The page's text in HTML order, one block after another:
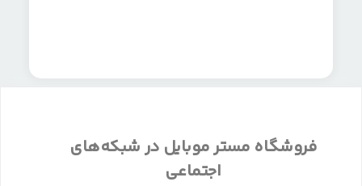
فروشگاه مستر موبایل در شبکه‌های
اجتماعی